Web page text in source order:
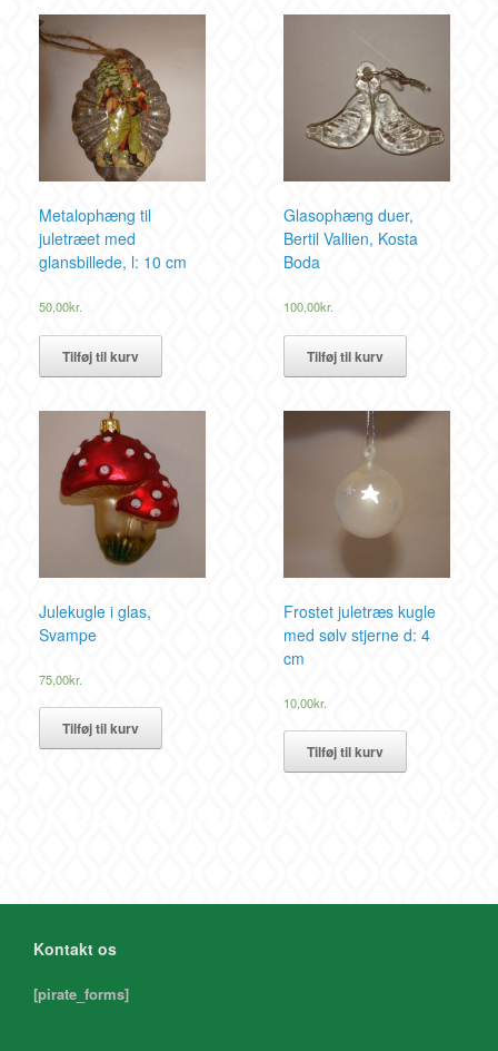
Metalophæng til
juletræet med
glansbillede, l: 10 cm
50,00kr.
Tilføj til kurv
Glasophæng duer,
Bertil Vallien, Kosta
Boda
100,00kr.
Tilføj til kurv
Julekugle i glas,
Svampe
75,00kr.
Tilføj til kurv
Frostet juletræs kugle
med sølv stjerne d: 4
cm
10,00kr.
Tilføj til kurv
Kontakt os
[pirate_forms]